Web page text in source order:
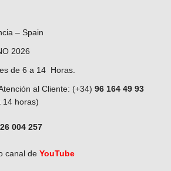
– Spain
2026
de 6 a 14 Horas.
al Cliente: (+34) 96 164 49 93
14 horas)
004 257
canal de YouTube